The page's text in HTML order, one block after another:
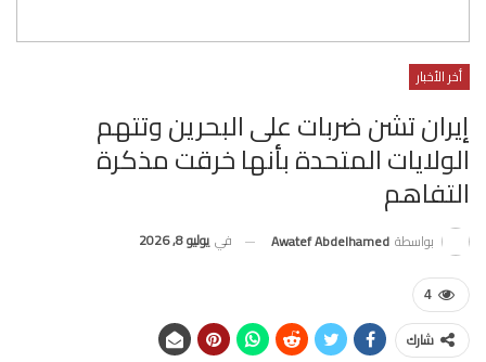
أخر الأخبار
إيران تشن ضربات على البحرين وتتهم
الولايات المتحدة بأنها خرقت مذكرة
التفاهم
بواسطة Awatef Abdelhamed في يوليو 8, 2026
4
شارك